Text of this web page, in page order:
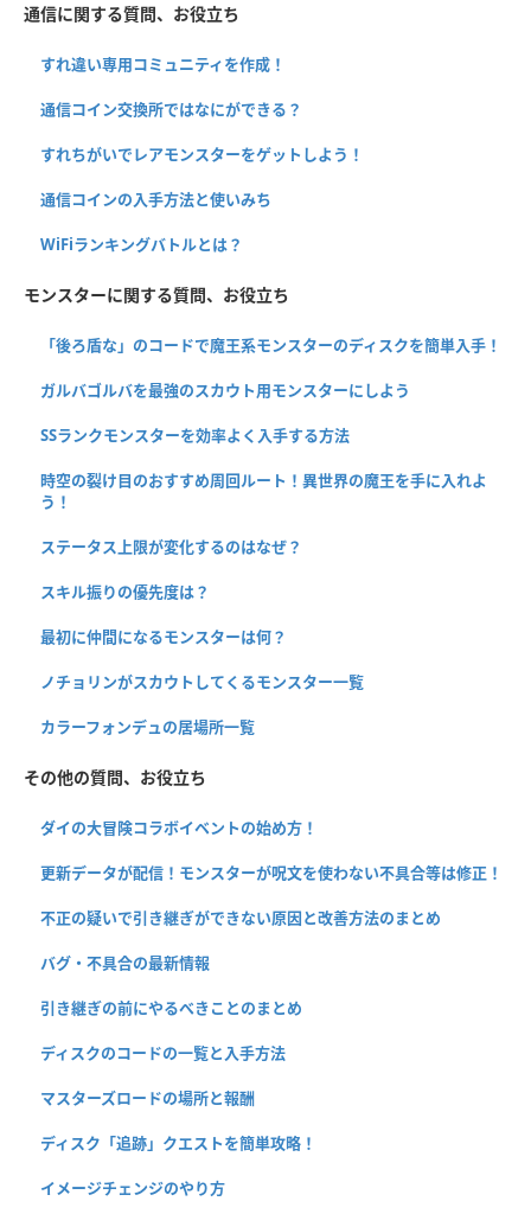
通信に関する質問、お役立ち
すれ違い専用コミュニティを作成！
通信コイン交換所ではなにができる？
すれちがいでレアモンスターをゲットしよう！
通信コインの入手方法と使いみち
WiFiランキングバトルとは？
モンスターに関する質問、お役立ち
「後ろ盾な」のコードで魔王系モンスターのディスクを簡単入手！
ガルバゴルバを最強のスカウト用モンスターにしよう
SSランクモンスターを効率よく入手する方法
時空の裂け目のおすすめ周回ルート！異世界の魔王を手に入れよ
う！
ステータス上限が変化するのはなぜ？
スキル振りの優先度は？
最初に仲間になるモンスターは何？
ノチョリンがスカウトしてくるモンスター一覧
カラーフォンデュの居場所一覧
その他の質問、お役立ち
ダイの大冒険コラボイベントの始め方！
更新データが配信！モンスターが呪文を使わない不具合等は修正！
不正の疑いで引き継ぎができない原因と改善方法のまとめ
バグ・不具合の最新情報
引き継ぎの前にやるべきことのまとめ
ディスクのコードの一覧と入手方法
マスターズロードの場所と報酬
ディスク「追跡」クエストを簡単攻略！
イメージチェンジのやり方